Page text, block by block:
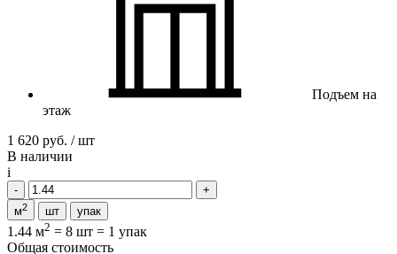
Подъем на
этаж
1 620 руб. / шт
В наличии
i
м2 шт упак
1.44 м2 = 8 шт = 1 упак
Общая стоимость